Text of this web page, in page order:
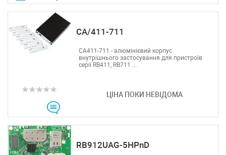
CA/411-711
ЦІНА ПОКИ НЕВІДОМА
CA411-711 - алюмінієвий корпус
внутрішнього застосування для пристроїв
серії RB411, RB711 ...
RB912UAG-5HPnD